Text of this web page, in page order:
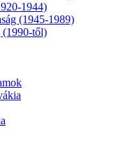
1944)
(1945-1989)
(1990-től)